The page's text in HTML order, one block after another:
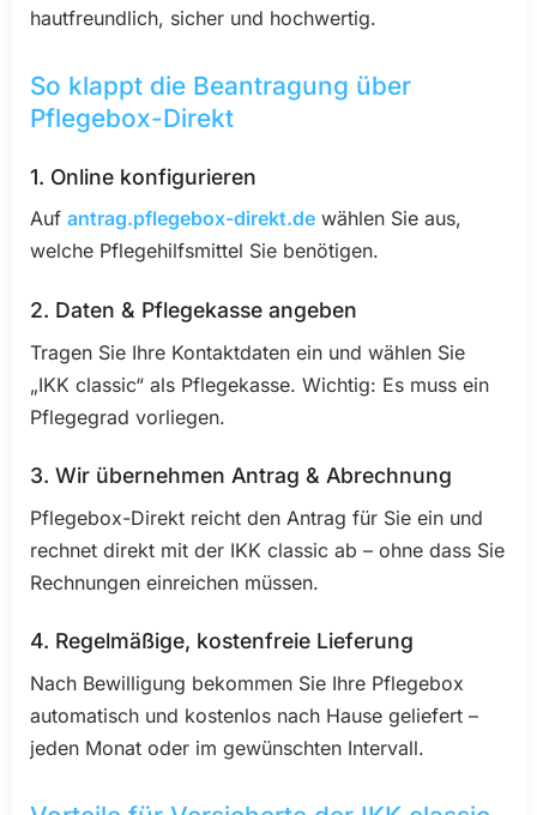
hautfreundlich, sicher und hochwertig.
So klappt die Beantragung über
Pflegebox-Direkt
1. Online konfigurieren
Auf antrag.pflegebox-direkt.de wählen Sie aus,
welche Pflegehilfsmittel Sie benötigen.
2. Daten & Pflegekasse angeben
Tragen Sie Ihre Kontaktdaten ein und wählen Sie
„IKK classic“ als Pflegekasse. Wichtig: Es muss ein
Pflegegrad vorliegen.
3. Wir übernehmen Antrag & Abrechnung
Pflegebox-Direkt reicht den Antrag für Sie ein und
rechnet direkt mit der IKK classic ab – ohne dass Sie
Rechnungen einreichen müssen.
4. Regelmäßige, kostenfreie Lieferung
Nach Bewilligung bekommen Sie Ihre Pflegebox
automatisch und kostenlos nach Hause geliefert –
jeden Monat oder im gewünschten Intervall.